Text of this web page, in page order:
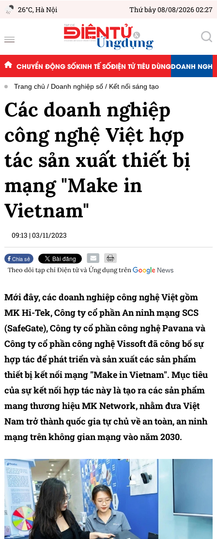
26°C,Hà Nội Thứ bảy 08/08/2026 02:27
CHUYỂN ĐỘNG SỐKINH TẾ SỐĐIỆN TỬ TIÊU DÙNGDOANH
Trang chủ Doanh nghiệp số Kết nối sáng tạo
Các doanh nghiệp
công nghệ Việt hợp
tác sản xuất thiết bị
mạng "Make in
Vietnam"
09:13 |03/11/2023
Chia sẻ
Theo dõi tạp chíĐiện tử và Ứng dụngtrên
Mới đây, các doanh nghiệp công nghệ Việt gồm
MK Hi-Tek, Công ty cổ phần An ninh mạng SCS
(SafeGate), Công ty cổ phần công nghệ Pavana và
Công ty cổ phần công nghệ Vissoft đã công bố sự
hợp tác để phát triển và sản xuất các sản phẩm
thiết bị kết nối mạng "Make in Vietnam". Mục tiêu
của sự kết nối hợp tác này là tạo ra các sản phẩm
mang thương hiệu MK Network, nhằm đưa Việt
Nam trở thành quốc gia tự chủ về an toàn, an ninh
mạng trên không gian mạng vào năm 2030.